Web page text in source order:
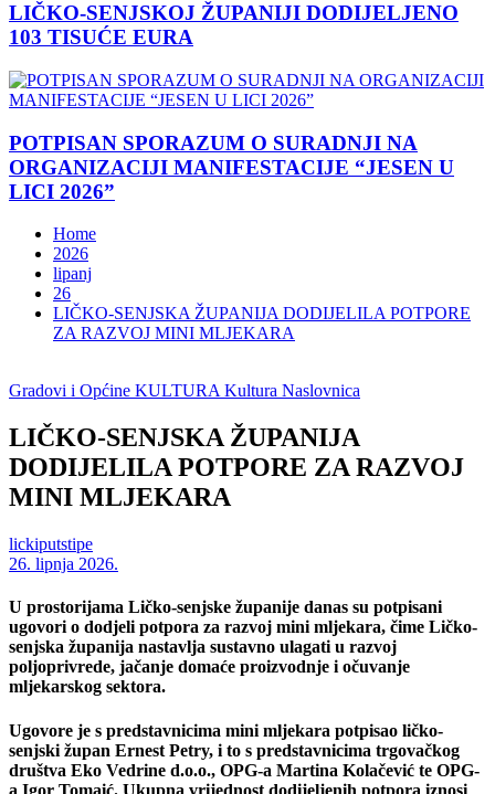
LIČKO-SENJSKOJ ŽUPANIJI DODIJELJENO
103 TISUĆE EURA
POTPISAN SPORAZUM O SURADNJI NA
ORGANIZACIJI MANIFESTACIJE “JESEN U
LICI 2026”
Home
2026
lipanj
26
LIČKO-SENJSKA ŽUPANIJA DODIJELILA POTPORE
ZA RAZVOJ MINI MLJEKARA
Gradovi i Općine KULTURA Kultura Naslovnica
LIČKO-SENJSKA ŽUPANIJA
DODIJELILA POTPORE ZA RAZVOJ
MINI MLJEKARA
lickiputstipe
26. lipnja 2026.
U prostorijama Ličko-senjske županije danas su potpisani
ugovori o dodjeli potpora za razvoj mini mljekara, čime Ličko-
senjska županija nastavlja sustavno ulagati u razvoj
poljoprivrede, jačanje domaće proizvodnje i očuvanje
mljekarskog sektora.
Ugovore je s predstavnicima mini mljekara potpisao ličko-
senjski župan Ernest Petry, i to s predstavnicima trgovačkog
društva Eko Vedrine d.o.o., OPG-a Martina Kolačević te OPG-
a Igor Tomaić. Ukupna vrijednost dodijeljenih potpora iznosi